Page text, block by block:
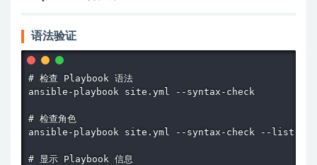
语法验证
# 检查 Playbook 语法
ansible-playbook site.yml --syntax-check
# 检查角色
ansible-playbook site.yml --syntax-check --list-
# 显示 Playbook 信息